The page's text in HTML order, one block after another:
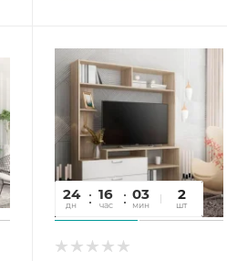
24
дн
16
час
03
мин
29
сек
2
шт